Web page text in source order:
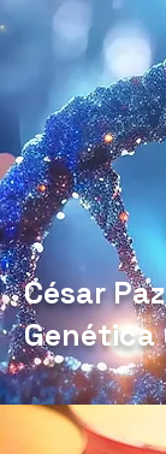
César
Genética